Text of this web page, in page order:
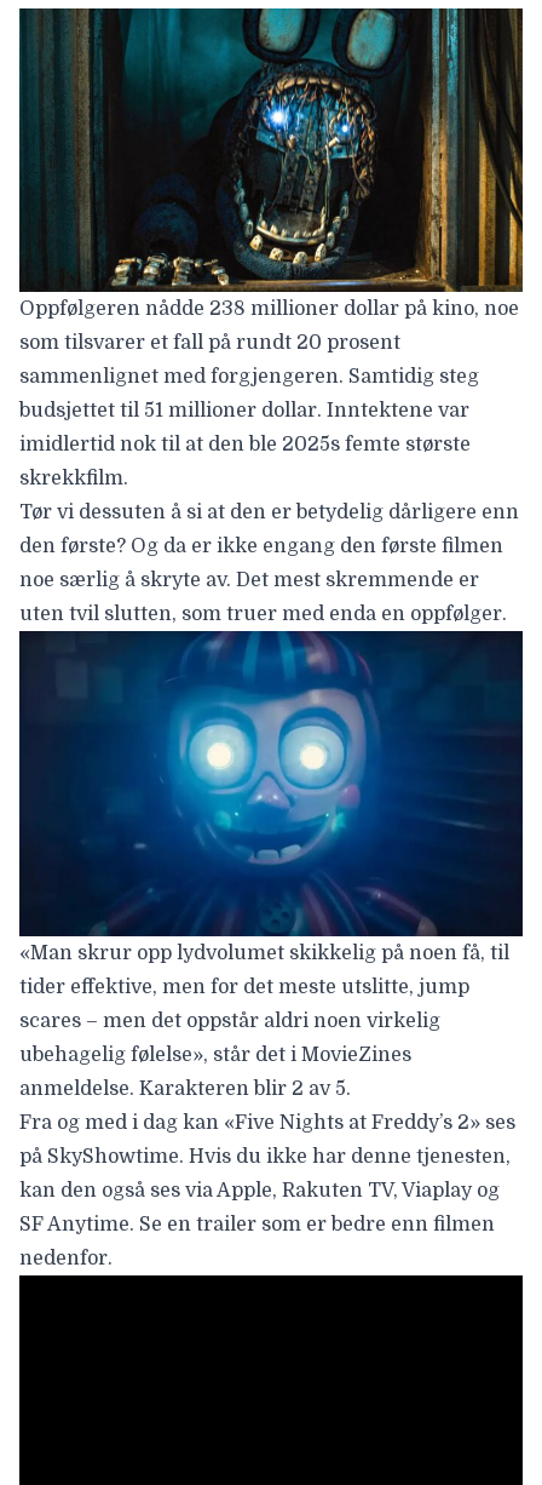
Oppfølgeren nådde 238 millioner dollar på kino, noe
som tilsvarer et fall på rundt 20 prosent
sammenlignet med forgjengeren. Samtidig steg
budsjettet til 51 millioner dollar. Inntektene var
imidlertid nok til at den ble 2025s femte største
skrekkfilm.
Tør vi dessuten å si at den er betydelig dårligere enn
den første? Og da er ikke engang den første filmen
noe særlig å skryte av. Det mest skremmende er
uten tvil slutten, som truer med enda en oppfølger.
«Man skrur opp lydvolumet skikkelig på noen få, til
tider effektive, men for det meste utslitte, jump
scares – men det oppstår aldri noen virkelig
ubehagelig følelse», står det i MovieZines
anmeldelse. Karakteren blir 2 av 5.
Fra og med i dag kan «Five Nights at Freddy’s 2» ses
på SkyShowtime. Hvis du ikke har denne tjenesten,
kan den også ses via Apple, Rakuten TV, Viaplay og
SF Anytime. Se en trailer som er bedre enn filmen
nedenfor.